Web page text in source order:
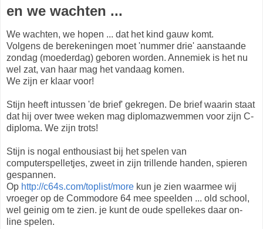
en we wachten ...
We wachten, we hopen ... dat het kind gauw komt.
Volgens de berekeningen moet 'nummer drie' aanstaande
zondag (moederdag) geboren worden. Annemiek is het nu
wel zat, van haar mag het vandaag komen.
We zijn er klaar voor!
Stijn heeft intussen 'de brief' gekregen. De brief waarin staat
dat hij over twee weken mag diplomazwemmen voor zijn C-
diploma. We zijn trots!
Stijn is nogal enthousiast bij het spelen van
computerspelletjes, zweet in zijn trillende handen, spieren
gespannen.
Op http://c64s.com/toplist/more kun je zien waarmee wij
vroeger op de Commodore 64 mee speelden ... old school,
wel geinig om te zien. je kunt de oude spellekes daar on-
line spelen.